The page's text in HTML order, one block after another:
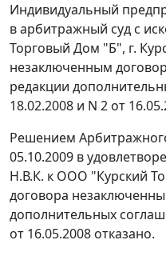
Индивидуальный
в арбитражный суд с
Торговый Дом "Б", г.
незаключенным
редакции
18.02.2008 и N 2 от
Решением
05.10.2009 в
Н.В.К. к ООО "Курский
договора
дополнительных
от 16.05.2008 отказано.